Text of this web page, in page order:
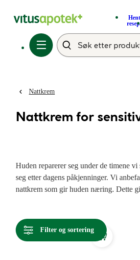
Hent
Nattkrem
Nattkrem for
Huden reparerer seg under de timene
seg etter dagens påkjenninger. Vi
nattkrem som gir huden næring. Dette
Vitusapotek finner du gode nattkremer
sensitiv, svært sensitiv og intolerant hud.
Filter og sortering